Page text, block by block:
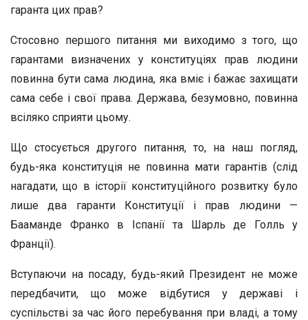
гаранта цих прав?
Стосовно першого питання ми виходимо з того, що
гарантами визначених у конституціях прав людини
повинна бути сама людина, яка вміє і бажає захищати
сама себе і свої права. Держава, безумовно, повинна
всіляко сприяти цьому.
Що стосується другого питання, то, на наш погляд,
будь-яка конституція не повинна мати гарантів (слід
нагадати, що в історії конституційного розвитку було
лише два гаранти Конституції і прав людини —
Бааманде Франко в Іспанії та Шарль де Голль у
Франції).
Вступаючи на посаду, будь-який Президент не може
передбачити, що може відбутися у державі і
суспільстві за час його перебування при владі, а тому